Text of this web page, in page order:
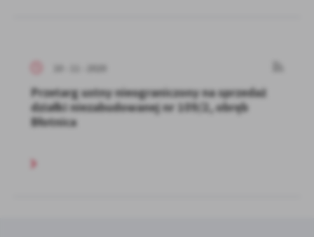
Przetarg ustny nieograniczony na sprzedaż
działki niezabudowanej nr 109/2, obręb
Błotnica